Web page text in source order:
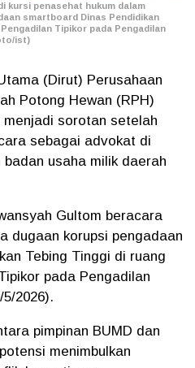
kursi penasehat hukum dalam
smartboard Dinas Pendidikan
Tipikor pada Pengadilan
ist)
(Dirut) Perusahaan
Potong Hewan (RPH)
menjadi sorotan setelah
sebagai advokat di
usaha milik daerah
Gultom beracara
dugaan korupsi pengadaan
Tebing Tinggi di ruang
pada Pengadilan
2026).
pimpinan BUMD dan
menimbulkan